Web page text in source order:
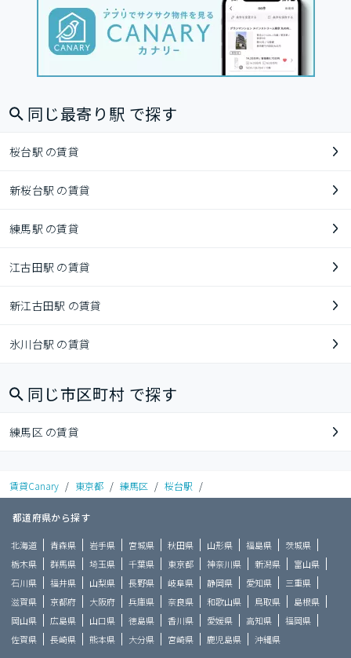
同じ最寄り駅 で探す
桜台駅 の賃貸
新桜台駅 の賃貸
練馬駅 の賃貸
江古田駅 の賃貸
新江古田駅 の賃貸
氷川台駅 の賃貸
同じ市区町村 で探す
練馬区 の賃貸
賃貸Canary / 東京都 / 練馬区 / 桜台駅 /
都道府県から探す
北海道 青森県 岩手県 宮城県 秋田県 山形県 福島県
茨城県
栃木県
群馬県 埼玉県 千葉県 東京都 神奈川県 新潟県
富山県
石川県
福井県 山梨県 長野県 岐阜県 静岡県 愛知県
三重県
滋賀県
京都府 大阪府 兵庫県 奈良県 和歌山県 鳥取県
島根県
岡山県
広島県 山口県 徳島県 香川県 愛媛県 高知県
福岡県
佐賀県
長崎県 熊本県 大分県 宮崎県 鹿児島県 沖縄県